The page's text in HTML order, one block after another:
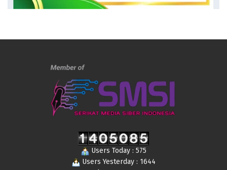
Users Today : 575
Users Yesterday : 1644